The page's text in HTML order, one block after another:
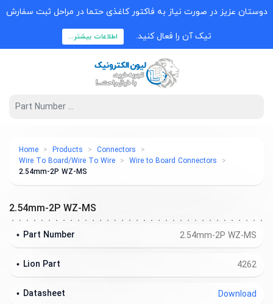
دوستان عزیز در صورت نیاز به فاکتور کاغذی حتما در مراحل ثبت سفارش
تیک آن را فعال کنید. اطلاعات بیشتر...
Home Products
Connectors
Wire To Board/Wire To Wire
Wire to Board Connectors
2.54mm-2P WZ-MS
2.54mm-2P WZ-MS
2.54mm-2P WZ-MS
Part Number
4262
Lion Part
Download
Datasheet